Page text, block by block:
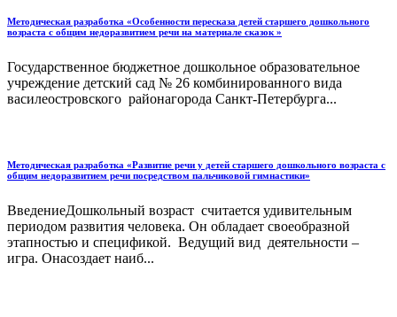
Методическая разработка «Особенности пересказа детей старшего дошкольного
возраста с общим недоразвитием речи на материале сказок »
Государственное бюджетное дошкольное образовательное
учреждение детский сад № 26 комбинированного вида
василеостровского районагорода Санкт-Петербурга...
Методическая разработка «Развитие речи у детей старшего дошкольного возраста с
общим недоразвитием речи посредством пальчиковой гимнастики»
ВведениеДошкольный возраст считается удивительным
периодом развития человека. Он обладает своеобразной
этапностью и спецификой. Ведущий вид деятельности –
игра. Онасоздает наиб...